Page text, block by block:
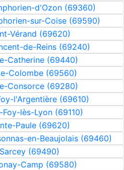
d'Ozon (69360)
sur-Coise (69590)
Vérand (69620)
de-Reins (69240)
Catherine (69440)
Colombe (69560)
Consorce (69280)
l'Argentière (69610)
lès-Lyon (69110)
Paule (69620)
en-Beaujolais (69460)
(69490)
Camp (69580)